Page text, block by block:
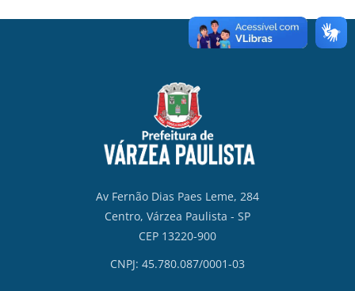
Av Fernão Dias Paes Leme, 284
Centro, Várzea Paulista - SP
CEP 13220-900
CNPJ: 45.780.087/0001-03